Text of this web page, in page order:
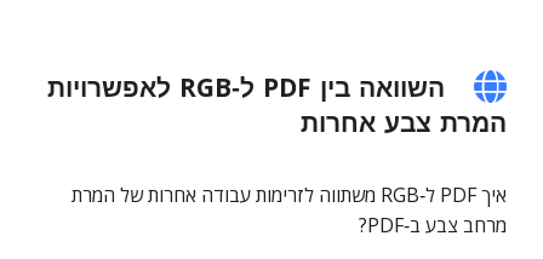
השוואה בין PDF ל‑RGB לאפשרויות
המרת צבע אחרות
איך PDF ל‑RGB משתווה לזרימות עבודה אחרות של המרת
מרחב צבע ב‑PDF?